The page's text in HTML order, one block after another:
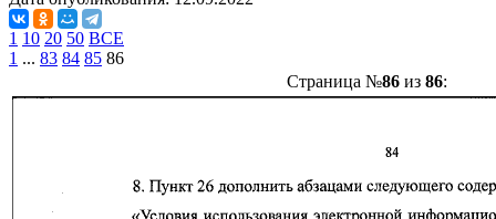
1 10 20 50 ВСЕ
1 ... 83 84 85 86
Страница №86из 86: